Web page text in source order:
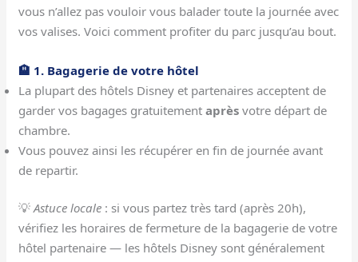
vous n’allez pas vouloir vous balader toute la journée avec
vos valises. Voici comment profiter du parc jusqu’au bout.
🏨 1. Bagagerie de votre hôtel
La plupart des hôtels Disney et partenaires acceptent de
garder vos bagages gratuitementaprès votre départ de
chambre.
Vous pouvez ainsi les récupérer en fin de journée avant
de repartir.
💡Astuce locale : si vous partez très tard (après 20h),
vérifiez les horaires de fermeture de la bagagerie de votre
hôtel partenaire — les hôtels Disney sont généralement